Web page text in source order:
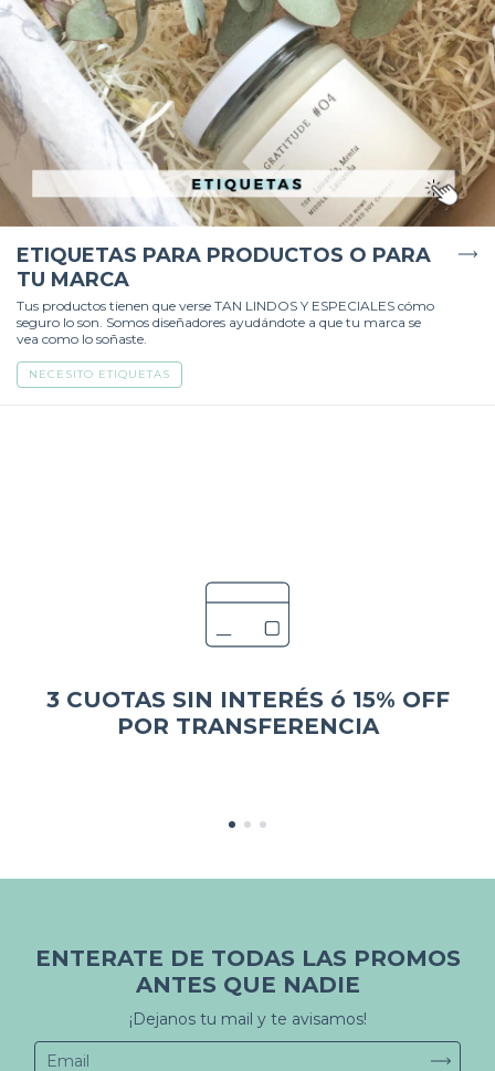
ETIQUETAS PARA PRODUCTOS O PARA
TU MARCA
Tus productos tienen que verse TAN LINDOS Y ESPECIALES cómo
seguro lo son. Somos diseñadores ayudándote a que tu marca se
vea como lo soñaste.
NECESITO ETIQUETAS
3 CUOTAS SIN INTERÉS ó 15% OFF
POR TRANSFERENCIA
ENTERATE DE TODAS LAS PROMOS
ANTES QUE NADIE
¡Dejanos tu mail y te avisamos!